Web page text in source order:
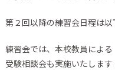
第２回以降の練習会日程は以
練習会では、本校教員による
受験相談会も実施いたします